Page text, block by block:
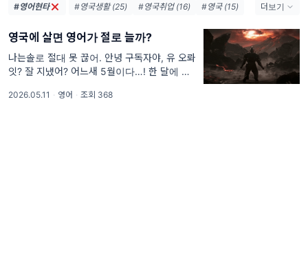
#영어현타 #영국생활 (25) #영국취업 (16)
#영국 (15)
#해외취업 (5)
#런던생활 (4)
#문화차이 (4)
#워킹홀리데이 (4)
#러쉬 (3)
#영국알바 (3)
#영국문화 (3)
더보기
영국에 살면 영어가 절로 늘까?
나는솔로 절대 못 끊어. 안녕 구독자야, 유 오롸
잇? 잘 지냈어? 어느새 5월이다…! 한 달에 한
닥 지나가버렸지 뭐야🫠 그동안 나는 5년 만에
2026.05.11 · 영어 · 조회 368